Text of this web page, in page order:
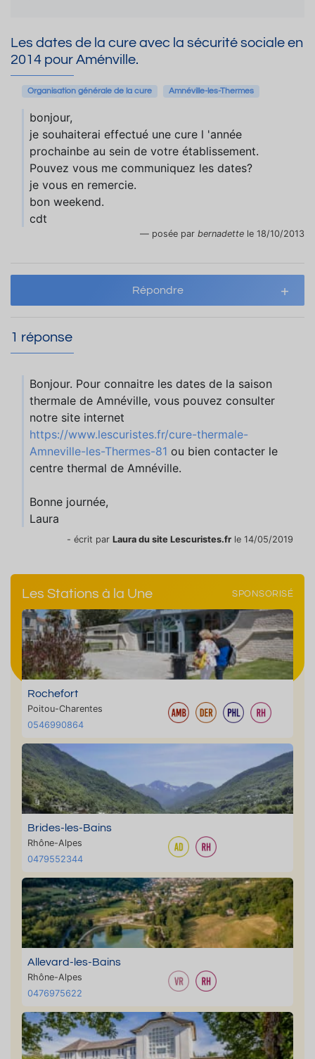
Les dates de la cure avec la sécurité sociale en
2014 pour Aménville.
Organisation générale de la cure Amnéville-les-Thermes
bonjour,
je souhaiterai effectué une cure l 'année
prochainbe au sein de votre établissement.
Pouvez vous me communiquez les dates?
je vous en remercie.
bon weekend.
cdt
posée par bernadette le 18/10/2013
Répondre
1 réponse
Bonjour. Pour connaitre les dates de la saison
thermale de Amnéville, vous pouvez consulter
notre site internet
https://www.lescuristes.fr/cure-thermale-
Amneville-les-Thermes-81 ou bien contacter le
centre thermal de Amnéville.
Bonne journée,
Laura
- écrit par Laura du site Lescuristes.fr le 14/05/2019
Les Stations à la Une SPONSORISÉ
Rochefort
Poitou-Charentes
0546990864
Brides-les-Bains
Rhône-Alpes
0479552344
Allevard-les-Bains
Rhône-Alpes
0476975622